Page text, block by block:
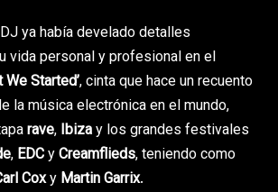
ya había develado detalles
vida personal y profesional en el
We Started’, cinta que hace un recuento
la música electrónica en el mundo,
rave, Ibizay los grandes festivales
, EDCyCreamflieds, teniendo como
Coxy Martin Garrix.